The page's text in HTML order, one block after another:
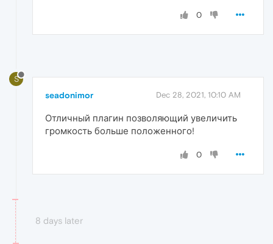
0
S
seadonimor Dec 28, 2021, 10:10 AM
Отличный плагин позволяющий увеличить
громкость больше положенного!
0
8 days later